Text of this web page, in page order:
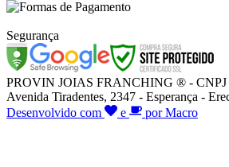
Segurança
PROVIN JOIAS FRANCHING ® - CNPJ
Avenida Tiradentes, 2347 - Esperança -
Desenvolvido com
e por Macro